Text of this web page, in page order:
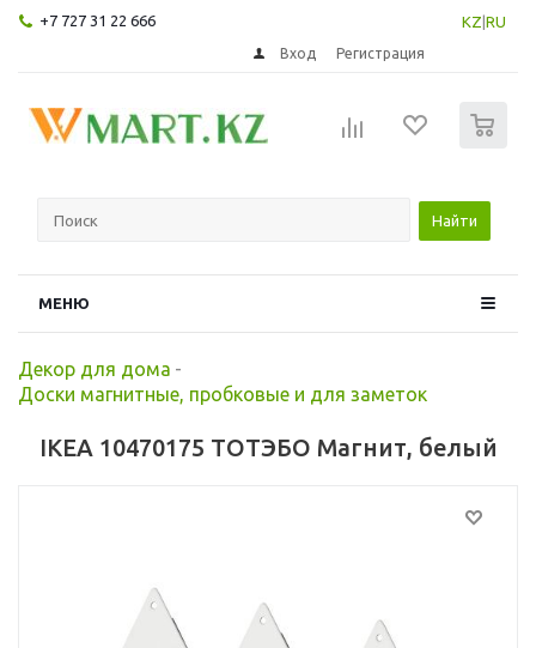
+7 727 31 22 666 KZ RU
Вход Регистрация
Найти
МЕНЮ
Декор для дома -
Доски магнитные, пробковые и для заметок
IKEA 10470175 ТОТЭБО Магнит, белый